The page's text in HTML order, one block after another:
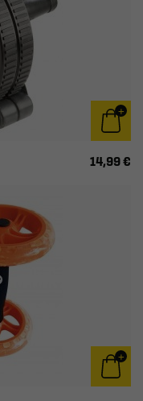
14,99 €